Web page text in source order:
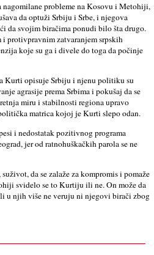
nagomilane probleme na Kosovu i Metohiji,
da optuži Srbiju i Srbe, i njegova
da svojim biračima ponudi bilo šta drugo.
protivpravnim zatvaranjem srpskih
koje su ga i divele do toga da počinje
Kurti opisuje Srbiju i njenu politiku su
agrasije prema Srbima i pokušaj da se
miru i stabilnosti regiona upravo
matrica kojoj je Kurti slepo odan.
i nedostatak pozitivnog programa
jer od ratnohuškačkih parola se ne
da se zalaže za kompromis i pomaže
svidelo se to Kurtiju ili ne. On može da
u njih više ne veruju ni njegovi birači zbog